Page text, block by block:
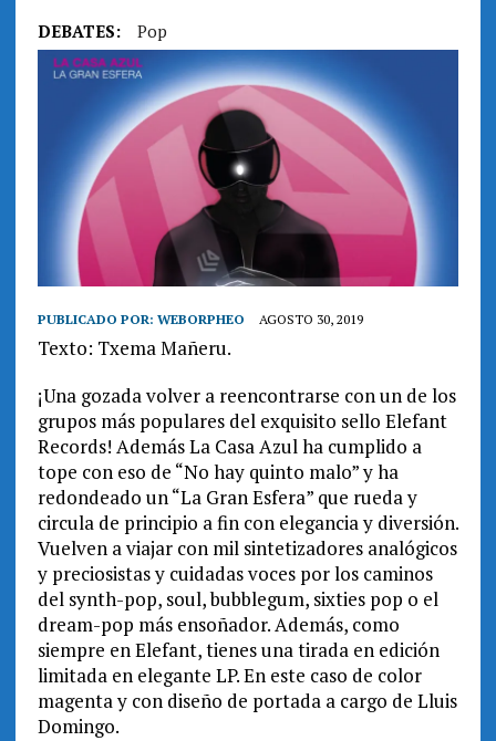
DEBATES: Pop
PUBLICADO POR: WEBORPHEO AGOSTO 30, 2019
Texto: Txema Mañeru.
¡Una gozada volver a reencontrarse con un de los
grupos más populares del exquisito sello Elefant
Records! Además La Casa Azul ha cumplido a
tope con eso de “No hay quinto malo” y ha
redondeado un “La Gran Esfera” que rueda y
circula de principio a fin con elegancia y diversión.
Vuelven a viajar con mil sintetizadores analógicos
y preciosistas y cuidadas voces por los caminos
del synth-pop, soul, bubblegum, sixties pop o el
dream-pop más ensoñador. Además, como
siempre en Elefant, tienes una tirada en edición
limitada en elegante LP. En este caso de color
magenta y con diseño de portada a cargo de Lluis
Domingo.